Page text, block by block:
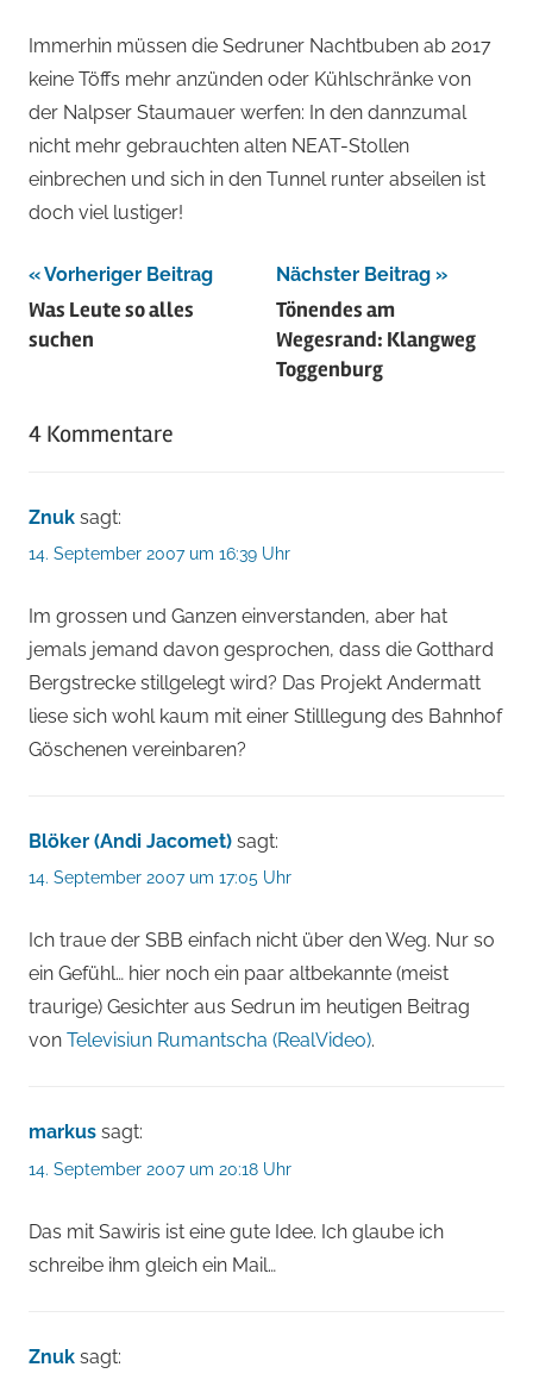
Immerhin müssen die Sedruner Nachtbuben ab 2017
keine Töffs mehr anzünden oder Kühlschränke von
der Nalpser Staumauer werfen: In den dannzumal
nicht mehr gebrauchten alten NEAT-Stollen
einbrechen und sich in den Tunnel runter abseilen ist
doch viel lustiger!
Beitragsnavigation
Vorheriger Beitrag
Was Leute so alles
suchen
Nächster Beitrag
Tönendes am
Wegesrand: Klangweg
Toggenburg
4 Kommentare
Znuk sagt:
14. September 2007 um 16:39 Uhr
Im grossen und Ganzen einverstanden, aber hat
jemals jemand davon gesprochen, dass die Gotthard
Bergstrecke stillgelegt wird? Das Projekt Andermatt
liese sich wohl kaum mit einer Stilllegung des Bahnhof
Göschenen vereinbaren?
Blöker (Andi Jacomet) sagt:
14. September 2007 um 17:05 Uhr
Ich traue der SBB einfach nicht über den Weg. Nur so
ein Gefühl… hier noch ein paar altbekannte (meist
traurige) Gesichter aus Sedrun im heutigen Beitrag
von Televisiun Rumantscha (RealVideo).
markus sagt:
14. September 2007 um 20:18 Uhr
Das mit Sawiris ist eine gute Idee. Ich glaube ich
schreibe ihm gleich ein Mail…
Znuk sagt: